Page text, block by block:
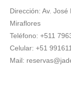
Dirección: Av.
Miraflores
Teléfono: +511
Celular: +51
Mail: